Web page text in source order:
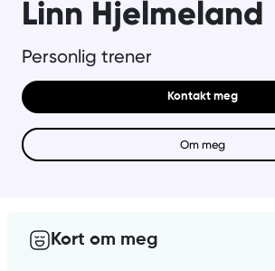
Linn Hjelmeland
Personlig trener
Kontakt meg
Om meg
Kort om meg